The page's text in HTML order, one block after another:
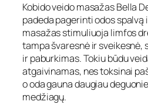
Kobido veido masažas Bella
padeda pagerinti odos spalvą
masažas stimuliuoja limfos
tampa švaresnė ir sveikesnė,
ir paburkimas. Tokiu būdu
atgaivinamas, nes toksinai
o oda gauna daugiau
medžiagų.